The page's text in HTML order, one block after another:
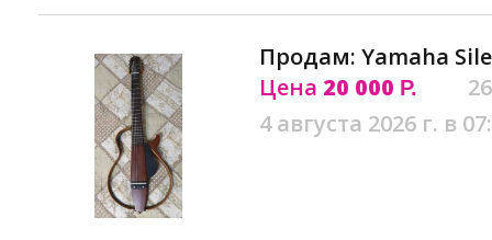
Продам: Yamaha
Цена 20 000 Р.
4 августа 2026 г. в